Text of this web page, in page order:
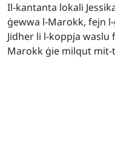
Il-kantanta lokali
ġewwa l-Marokk, fejn
Jidher li l-koppja
Marokk ġie milqut